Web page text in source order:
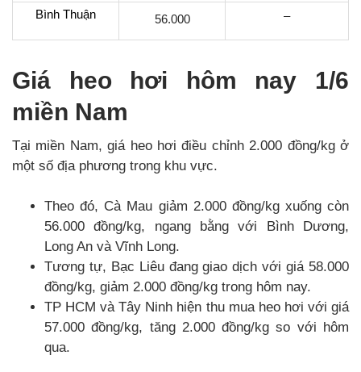
Bình Thuận 56.000 –
Giá heo hơi hôm nay 1/6
miền Nam
Tại miền Nam, giá heo hơi điều chỉnh 2.000 đồng/kg ở
một số địa phương trong khu vực.
Theo đó, Cà Mau giảm 2.000 đồng/kg xuống còn
56.000 đồng/kg, ngang bằng với Bình Dương,
Long An và Vĩnh Long.
Tương tự, Bạc Liêu đang giao dịch với giá 58.000
đồng/kg, giảm 2.000 đồng/kg trong hôm nay.
TP HCM và Tây Ninh hiện thu mua heo hơi với giá
57.000 đồng/kg, tăng 2.000 đồng/kg so với hôm
qua.